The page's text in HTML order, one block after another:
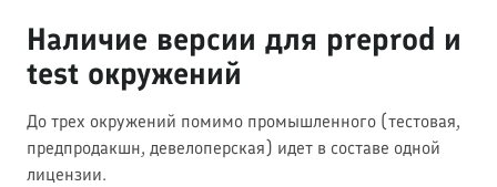
Наличие версии для preprod и
test окружений
До трех окружений помимо промышленного (тестовая,
предпродакшн, девелоперская) идет в составе одной
лицензии.